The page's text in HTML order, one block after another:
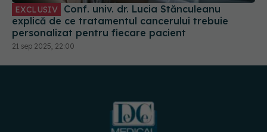
EXCLUSIV
explică de ce tratamentul cancerului trebuie
personalizat pentru fiecare pacient
21 sep 2025, 22:00